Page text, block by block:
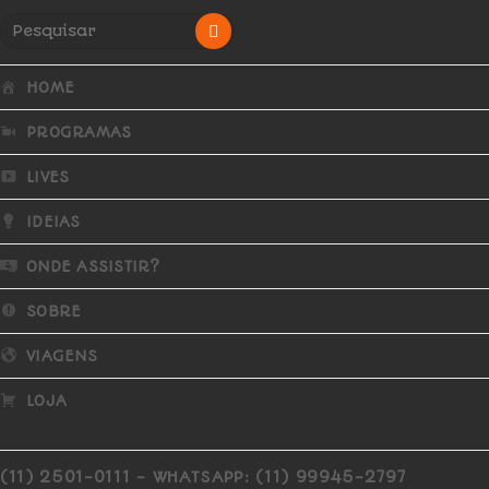
HOME
PROGRAMAS
LIVES
IDEIAS
ONDE ASSISTIR?
SOBRE
VIAGENS
LOJA
(11) 2501-0111 - WHATSAPP: (11) 99945-2797